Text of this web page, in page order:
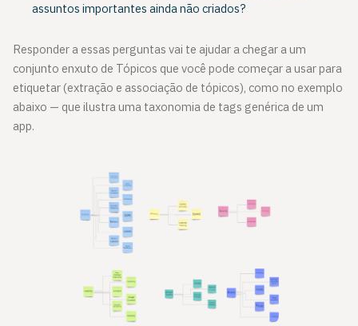
assuntos importantes ainda não criados?
Responder a essas perguntas vai te ajudar a chegar a um
conjunto enxuto de Tópicos que você pode começar a usar para
etiquetar (extração e associação de tópicos), como no exemplo
abaixo — que ilustra uma taxonomia de tags genérica de um
app.